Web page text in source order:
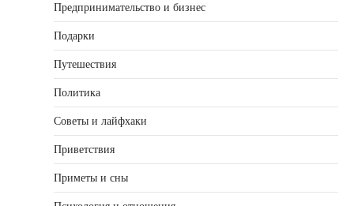
Предпринимательство и бизнес
Подарки
Путешествия
Политика
Советы и лайфхаки
Приветствия
Приметы и сны